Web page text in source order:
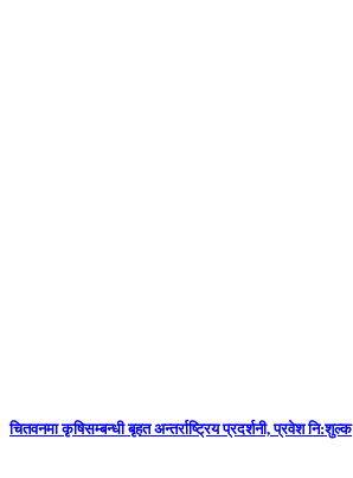
चितवनमा कृषिसम्बन्धी बृहत अन्तर्राष्ट्रिय प्रदर्शनी, प्रवेश नि:शुल्क